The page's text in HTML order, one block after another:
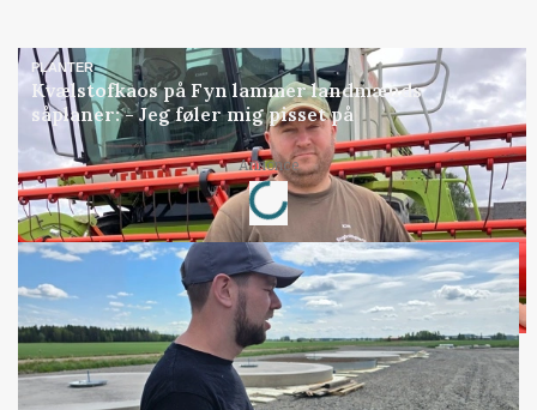
PLANTER
Kvælstofkaos på Fyn lammer landmænds
såplaner: - Jeg føler mig pisset på
Annonce
Loading...